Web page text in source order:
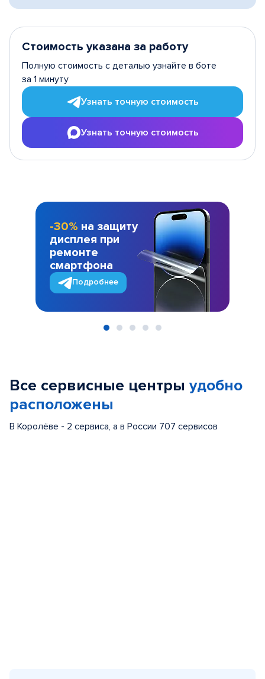
Стоимость указана за работу
Полную стоимость с деталью узнайте в боте
за 1 минуту
Узнать точную стоимость
Узнать точную стоимость
-30% на защиту
дисплея при
ремонте
смартфона
Подробнее
Все сервисные центры удобно
расположены
В Королёве - 2 сервиса, а в России 707 сервисов